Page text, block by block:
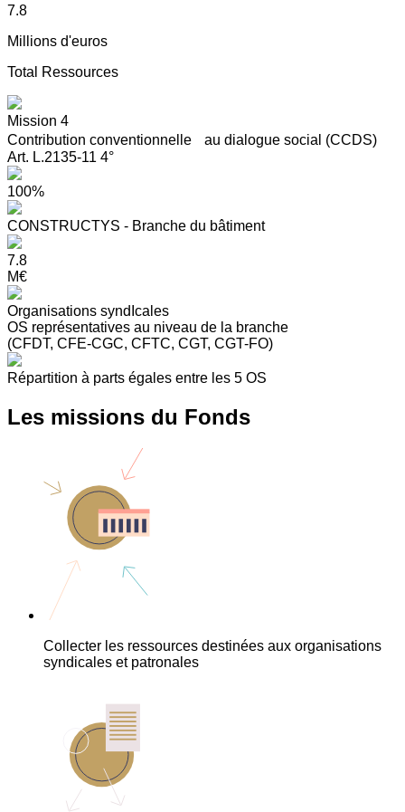
7.8
Millions d'euros
Total Ressources
Mission 4
Contribution conventionnelle au dialogue social (CCDS)
Art. L.2135-11 4°
100%
CONSTRUCTYS - Branche du bâtiment
7.8
M€
Organisations syndIcales
OS représentatives au niveau de la branche
(CFDT, CFE-CGC, CFTC, CGT, CGT-FO)
Répartition à parts égales entre les 5 OS
Les missions du Fonds
Collecter les ressources destinées aux organisations
syndicales et patronales